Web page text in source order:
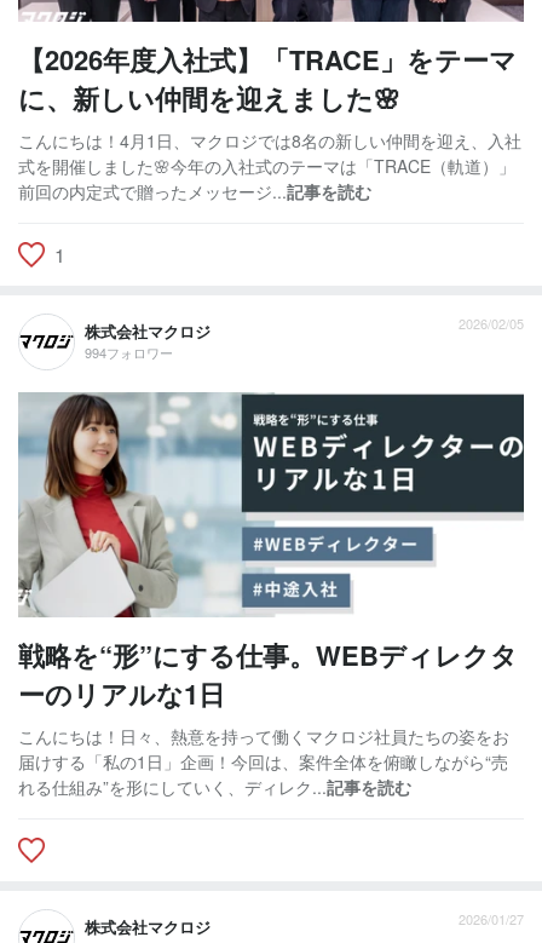
【2026年度入社式】「TRACE」をテーマ
に、新しい仲間を迎えました🌸
こんにちは！4月1日、マクロジでは8名の新しい仲間を迎え、入社
式を開催しました🌸今年の入社式のテーマは「TRACE（軌道）」
前回の内定式で贈ったメッセージ...記事を読む
1
株式会社マクロジ
994フォロワー
2026/02/05
戦略を“形”にする仕事。WEBディレクタ
ーのリアルな1日
こんにちは！日々、熱意を持って働くマクロジ社員たちの姿をお
届けする「私の1日」企画！今回は、案件全体を俯瞰しながら“売
れる仕組み”を形にしていく、ディレク...記事を読む
株式会社マクロジ 2026/01/27